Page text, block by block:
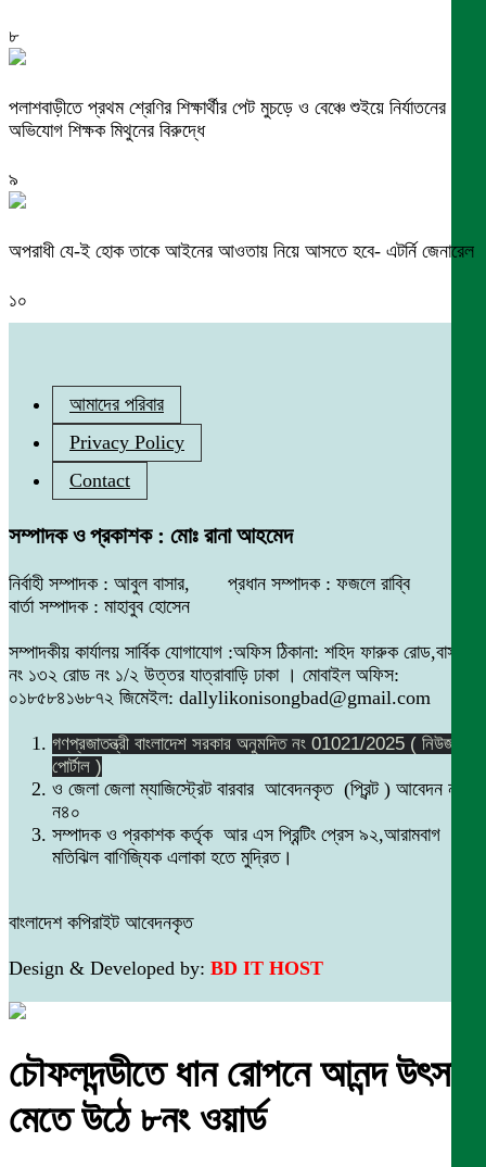
৮
পলাশবাড়ীতে প্রথম শ্রেণির শিক্ষার্থীর পেট মুচড়ে ও বেঞ্চে শুইয়ে নির্যাতনের
অভিযোগ শিক্ষক মিথুনের বিরুদ্ধে
৯
অপরাধী যে-ই হোক তাকে আইনের আওতায় নিয়ে আসতে হবে- এটর্নি জেনারেল
১০
আমাদের পরিবার
Privacy Policy
Contact
সম্পাদক ও প্রকাশক : মোঃ রানা আহমেদ
নির্বাহী সম্পাদক : আবুল বাসার, প্রধান সম্পাদক : ফজলে রাব্বি
বার্তা সম্পাদক : মাহাবুব হোসেন
সম্পাদকীয় কার্যালয় সার্বিক যোগাযোগ :অফিস ঠিকানা: শহিদ ফারুক রোড,বাসা
নং ১৩২ রোড নং ১/২ উত্তর যাত্রাবাড়ি ঢাকা । মোবাইল অফিস:
০১৮৫৮৪১৬৮৭২ জিমেইল: dallylikonisongbad@gmail.com
গণপ্রজাতন্ত্রী বাংলাদেশ সরকার অনুমদিত নং 01021/2025 ( নিউজ
পোর্টাল )
ও জেলা জেলা ম্যাজিস্ট্রেট বারবার আবেদনকৃত (প্রিন্ট ) আবেদন নং
ন৪০
সম্পাদক ও প্রকাশক কর্তৃক আর এস প্রিন্টিং প্রেস ৯২,আরামবাগ
মতিঝিল বাণিজ্যিক এলাকা হতে মুদ্রিত।
বাংলাদেশ কপিরাইট আবেদনকৃত
Design & Developed by: BD IT HOST
চৌফলদন্ডীতে ধান রোপনে আনন্দ উৎসবে
মেতে উঠে ৮নং ওয়ার্ড